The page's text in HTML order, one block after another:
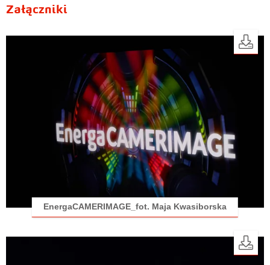
Załączniki
EnergaCAMERIMAGE_fot. Maja Kwasiborska